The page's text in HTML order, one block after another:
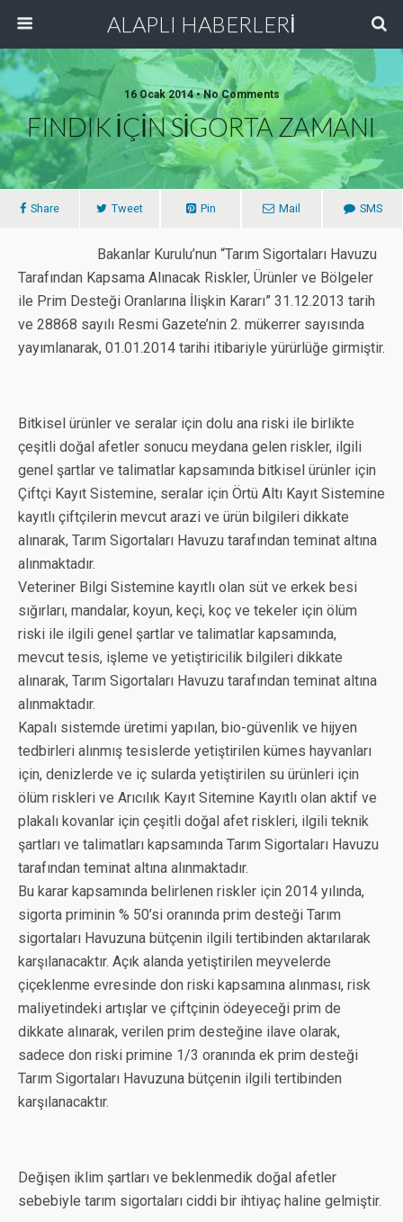
ALAPLI HABERLERİ
16 Ocak 2014 • No Comments
FINDIK İÇİN SİGORTA ZAMANI
Share Tweet Pin Mail SMS
Bakanlar Kurulu’nun “Tarım Sigortaları Havuzu
Tarafından Kapsama Alınacak Riskler, Ürünler ve Bölgeler
ile Prim Desteği Oranlarına İlişkin Kararı” 31.12.2013 tarih
ve 28868 sayılı Resmi Gazete’nin 2. mükerrer sayısında
yayımlanarak, 01.01.2014 tarihi itibariyle yürürlüğe girmiştir.
Bitkisel ürünler ve seralar için dolu ana riski ile birlikte
çeşitli doğal afetler sonucu meydana gelen riskler, ilgili
genel şartlar ve talimatlar kapsamında bitkisel ürünler için
Çiftçi Kayıt Sistemine, seralar için Örtü Altı Kayıt Sistemine
kayıtlı çiftçilerin mevcut arazi ve ürün bilgileri dikkate
alınarak, Tarım Sigortaları Havuzu tarafından teminat altına
alınmaktadır.
Veteriner Bilgi Sistemine kayıtlı olan süt ve erkek besi
sığırları, mandalar, koyun, keçi, koç ve tekeler için ölüm
riski ile ilgili genel şartlar ve talimatlar kapsamında,
mevcut tesis, işleme ve yetiştiricilik bilgileri dikkate
alınarak, Tarım Sigortaları Havuzu tarafından teminat altına
alınmaktadır.
Kapalı sistemde üretimi yapılan, bio-güvenlik ve hijyen
tedbirleri alınmış tesislerde yetiştirilen kümes hayvanları
için, denizlerde ve iç sularda yetiştirilen su ürünleri için
ölüm riskleri ve Arıcılık Kayıt Sitemine Kayıtlı olan aktif ve
plakalı kovanlar için çeşitli doğal afet riskleri, ilgili teknik
şartları ve talimatları kapsamında Tarım Sigortaları Havuzu
tarafından teminat altına alınmaktadır.
Bu karar kapsamında belirlenen riskler için 2014 yılında,
sigorta priminin % 50’si oranında prim desteği Tarım
sigortaları Havuzuna bütçenin ilgili tertibinden aktarılarak
karşılanacaktır. Açık alanda yetiştirilen meyvelerde
çiçeklenme evresinde don riski kapsamına alınması, risk
maliyetindeki artışlar ve çiftçinin ödeyeceği prim de
dikkate alınarak, verilen prim desteğine ilave olarak,
sadece don riski primine 1/3 oranında ek prim desteği
Tarım Sigortaları Havuzuna bütçenin ilgili tertibinden
karşılanacaktır.
Değişen iklim şartları ve beklenmedik doğal afetler
sebebiyle tarım sigortaları ciddi bir ihtiyaç haline gelmiştir.